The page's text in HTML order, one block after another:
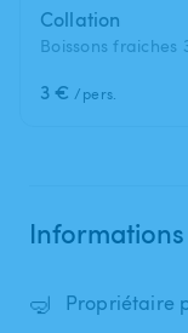
Collation
Boissons fraiches
3 € /pers.
🤿 Propriétaire